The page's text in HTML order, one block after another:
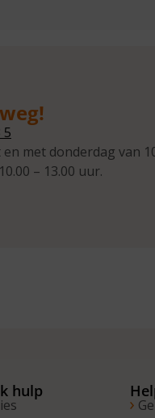
5
met donderdag van
– 13.00 uur.
hulp